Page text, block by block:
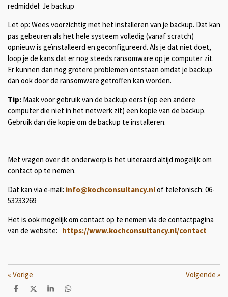
redmiddel: Je backup
Let op: Wees voorzichtig met het installeren van je backup. Dat kan
pas gebeuren als het hele systeem volledig (vanaf scratch)
opnieuw is geïnstalleerd en geconfigureerd. Als je dat niet doet,
loop je de kans dat er nog steeds ransomware op je computer zit.
Er kunnen dan nog grotere problemen ontstaan omdat je backup
dan ook door de ransomware getroffen kan worden.
Tip: Maak voor gebruik van de backup eerst (op een andere
computer die niet in het netwerk zit) een kopie van de backup.
Gebruik dan die kopie om de backup te installeren.
Met vragen over dit onderwerp is het uiteraard altijd mogelijk om
contact op te nemen.
Dat kan via e-mail: info@kochconsultancy.nlof telefonisch: 06-
53233269
Het is ook mogelijk om contact op te nemen via de contactpagina
van de website: https://www.kochconsultancy.nl/contact
« Vorige Volgende »
D
D
S
D